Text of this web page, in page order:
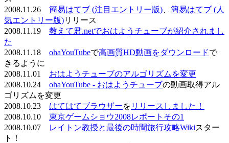
2008.11.26 簡易はてブ (注目エントリー版)
簡易はてブ (人
気エントリー版)リリース
2008.11.19 教えて君.netでおはようチューブが紹介されまし
た
2008.11.18 ohaYouTubeで高画質HD動画をダウンロードで
きるように
2008.11.01 おはようチューブのアルゴリズムを変更
2008.10.24 ohaYouTube - おはようチューブの動画取得アル
ゴリズムを変更
2008.10.23 はてはてブラウザーを リリースしました！
2008.10.10 東京ゲームショウ2008レポートその1
2008.10.07
レイトン教授と最後の時間旅行攻略Wikiスター
ト！